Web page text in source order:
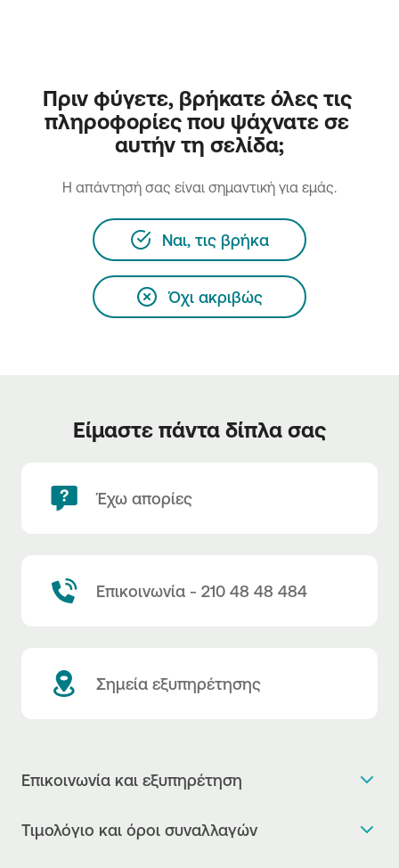
Πριν φύγετε, βρήκατε όλες τις
πληροφορίες που ψάχνατε σε
αυτήν τη σελίδα;
H απάντησή σας είναι σημαντική για εμάς.
Ναι, τις βρήκα
Όχι ακριβώς
Είμαστε πάντα δίπλα σας
Έχω απορίες
Επικοινωνία - 210 48 48 484
Σημεία εξυπηρέτησης
Επικοινωνία και εξυπηρέτηση
Τιμολόγιο και όροι συναλλαγών